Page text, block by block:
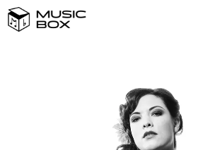
NASLOVNICA
DOMAĆA GLAZBA